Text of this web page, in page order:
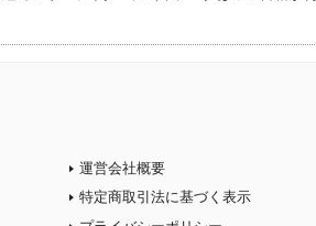
運営会社概要
特定商取引法に基づく表示